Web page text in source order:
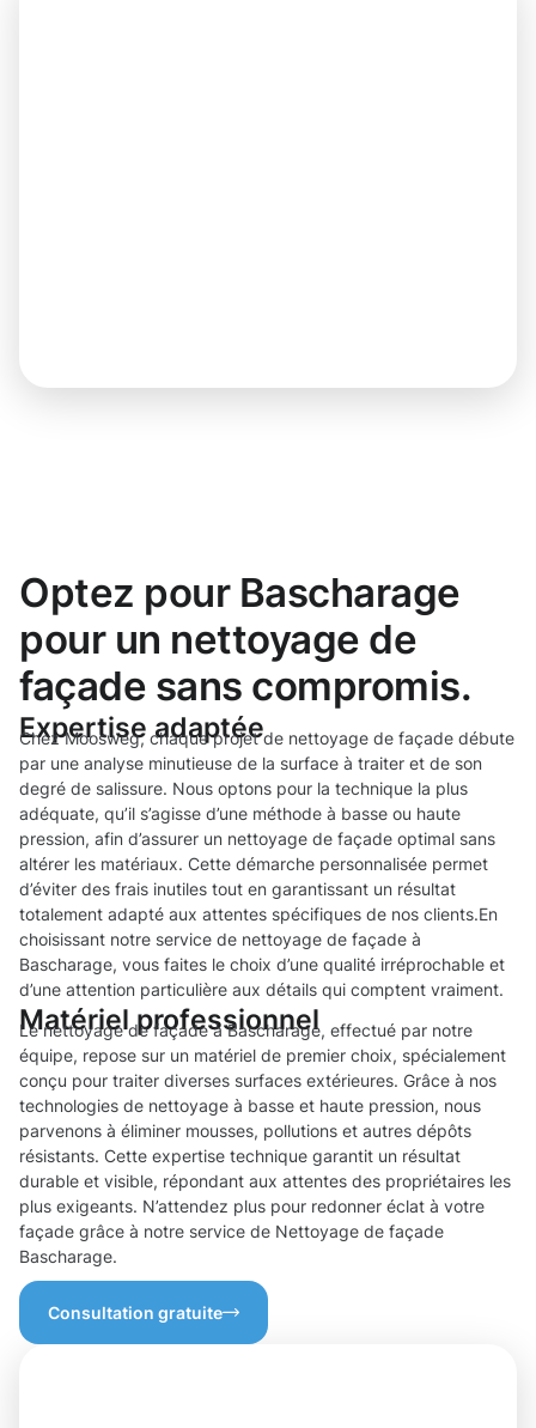
Optez pour Bascharage
pour un nettoyage de
façade sans compromis.
Expertise adaptée
Chez Moosweg, chaque projet de nettoyage de façade débute
par une analyse minutieuse de la surface à traiter et de son
degré de salissure. Nous optons pour la technique la plus
adéquate, qu’il s’agisse d’une méthode à basse ou haute
pression, afin d’assurer un nettoyage de façade optimal sans
altérer les matériaux. Cette démarche personnalisée permet
d’éviter des frais inutiles tout en garantissant un résultat
totalement adapté aux attentes spécifiques de nos clients.En
choisissant notre service de nettoyage de façade à
Bascharage, vous faites le choix d’une qualité irréprochable et
d’une attention particulière aux détails qui comptent vraiment.
Matériel professionnel
Le nettoyage de façade à Bascharage, effectué par notre
équipe, repose sur un matériel de premier choix, spécialement
conçu pour traiter diverses surfaces extérieures. Grâce à nos
technologies de nettoyage à basse et haute pression, nous
parvenons à éliminer mousses, pollutions et autres dépôts
résistants. Cette expertise technique garantit un résultat
durable et visible, répondant aux attentes des propriétaires les
plus exigeants. N’attendez plus pour redonner éclat à votre
façade grâce à notre service de Nettoyage de façade
Bascharage.
Consultation gratuite